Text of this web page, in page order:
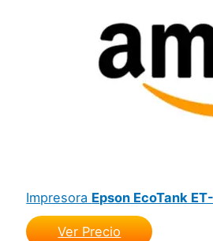
Impresora Epson EcoTank
Ver Precio